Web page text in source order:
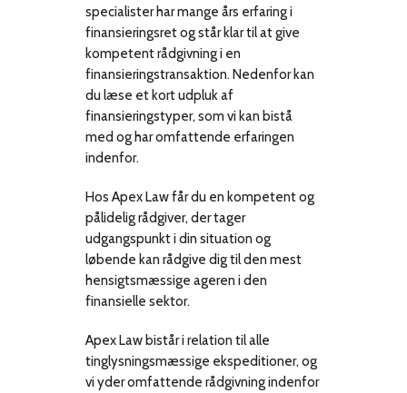
specialister har mange års erfaring i
finansieringsret og står klar til at give
kompetent rådgivning i en
finansieringstransaktion. Nedenfor kan
du læse et kort udpluk af
finansieringstyper, som vi kan bistå
med og har omfattende erfaringen
indenfor.
Hos Apex Law får du en kompetent og
pålidelig rådgiver, der tager
udgangspunkt i din situation og
løbende kan rådgive dig til den mest
hensigtsmæssige ageren i den
finansielle sektor.
Apex Law bistår i relation til alle
tinglysningsmæssige ekspeditioner, og
vi yder omfattende rådgivning indenfor